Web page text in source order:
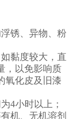
锈、异物、粉
黏度较大，直
，以免影响质
氧化皮及旧漆
4小时以上；
机、无机溶剂